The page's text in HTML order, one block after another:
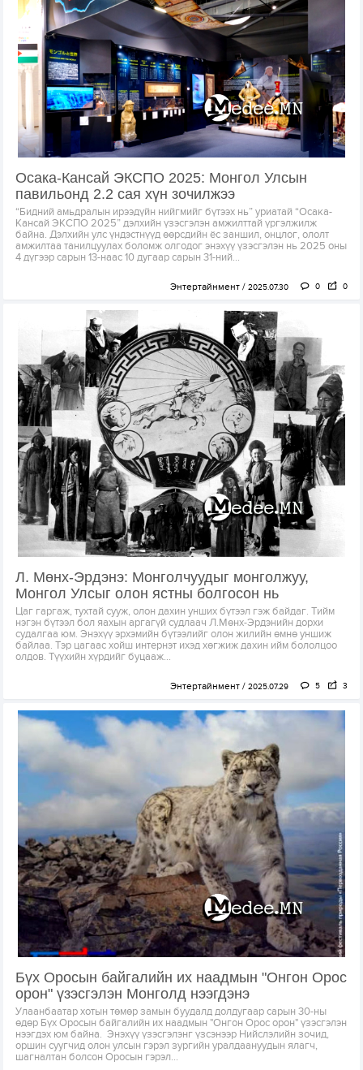
Осака-Кансай ЭКСПО 2025: Монгол Улсын
павильонд 2.2 сая хүн зочилжээ
“Бидний амьдралын ирээдүйн нийгмийг бүтээх нь” уриатай “Осака-
Кансай ЭКСПО 2025” дэлхийн үзэсгэлэн амжилттай үргэлжилж
байна. Дэлхийн улс үндэстнүүд өөрсдийн ёс заншил, онцлог, ололт
амжилтаа танилцуулах боломж олгодог энэхүү үзэсгэлэн нь 2025 оны
4 дүгээр сарын 13-наас 10 дугаар сарын 31-ний...
Энтертайнмент 2025.07.30 0 0
Л. Мөнх-Эрдэнэ: Монголчуудыг монголжуу,
Монгол Улсыг олон ястны болгосон нь
Цаг гаргаж, тухтай сууж, олон дахин унших бүтээл гэж байдаг. Тийм
нэгэн бүтээл бол яахын аргагүй судлаач Л.Мөнх-Эрдэнийн дорхи
судалгаа юм. Энэхүү эрхэмийн бүтээлийг олон жилийн өмнө уншиж
байлаа. Тэр цагаас хойш интернэт ихэд хөгжиж дахин ийм бололцоо
олдов. Түүхийн хүрдийг буцааж...
Энтертайнмент 2025.07.29 5 3
Бүх Оросын байгалийн их наадмын "Онгон Орос
орон" үзэсгэлэн Монголд нээгдэнэ
Улаанбаатар хотын төмөр замын буудалд долдугаар сарын 30-ны
өдөр Бүх Оросын байгалийн их наадмын "Онгон Орос орон" үзэсгэлэн
нээгдэх юм байна. Энэхүү үзэсгэлэнг үзсэнээр Нийслэлийн зочид,
оршин суугчид олон улсын гэрэл зургийн уралдаануудын ялагч,
шагналтан болсон Оросын гэрэл...